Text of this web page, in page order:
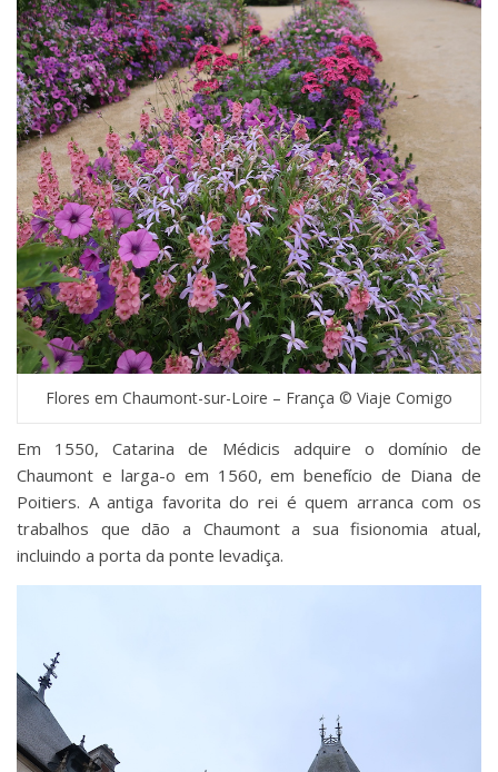
Flores em Chaumont-sur-Loire – França © Viaje Comigo
Em 1550, Catarina de Médicis adquire o domínio de
Chaumont e larga-o em 1560, em benefício de Diana de
Poitiers. A antiga favorita do rei é quem arranca com os
trabalhos que dão a Chaumont a sua fisionomia atual,
incluindo a porta da ponte levadiça.